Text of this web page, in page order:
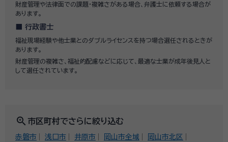
財産管理や法律面での課題・複雑さがある場合、弁護士に依頼する場合が
あります。
行政書士
福祉現場経験や他士業とのダブルライセンスを持つ場合選任されるときが
あります。
財産管理の複雑さ、福祉的配慮などに応じて、最適な士業が成年後見人と
して選任されています。
zoom_in 市区町村でさらに絞り込む
赤磐市 浅口市 井原市 岡山市全域
岡山市北区